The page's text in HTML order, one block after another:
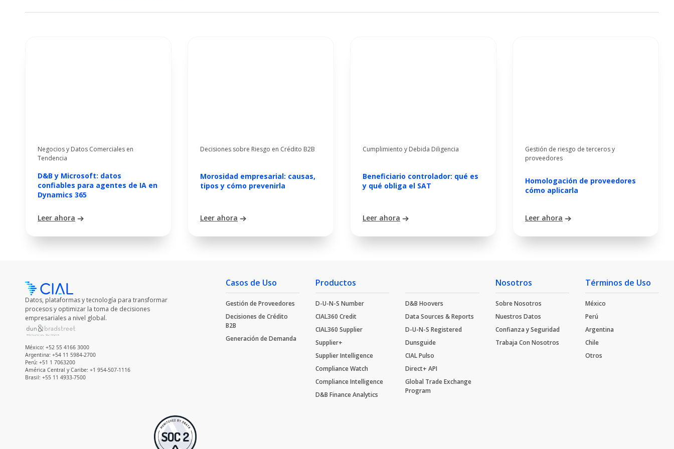
Negocios y Datos Comerciales en
Tendencia
D&B y Microsoft: datos
confiables para agentes de IA en
Dynamics 365
Leer ahora
Decisiones sobre Riesgo en Crédito B2B
Morosidad empresarial: causas,
tipos y cómo prevenirla
Leer ahora
Cumplimiento y Debida Diligencia
Beneficiario controlador: qué es
y qué obliga el SAT
Leer ahora
Gestión de riesgo de terceros y
proveedores
Homologación de proveedores
cómo aplicarla
Leer ahora
Datos, plataformas y tecnología para transformar
procesos y optimizar la toma de decisiones
empresariales a nivel global.
México: +52 55 4166 3000
Argentina: +54 11 5984-2700
Perú: +51 1 7063200
América Central y Caribe: +1 954-507-1116
Brasil: +55 11 4933-7500
Casos de Uso
Gestión de Proveedores
Decisiones de Crédito
B2B
Generación de Demanda
Productos
D-U-N-S Number
CIAL360 Credit
CIAL360 Supplier
Supplier+
Supplier Intelligence
Compliance Watch
Compliance Intelligence
D&B Finance Analytics
D&B Hoovers
Data Sources & Reports
D-U-N-S Registered
Dunsguide
CIAL Pulso
Direct+ API
Global Trade Exchange
Program
Nosotros
Sobre Nosotros
Nuestros Datos
Confianza y Seguridad
Trabaja Con Nosotros​
Términos de Uso
México
Perú
Argentina
Chile
Otros